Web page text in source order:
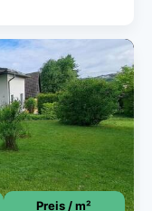
Preis / m²